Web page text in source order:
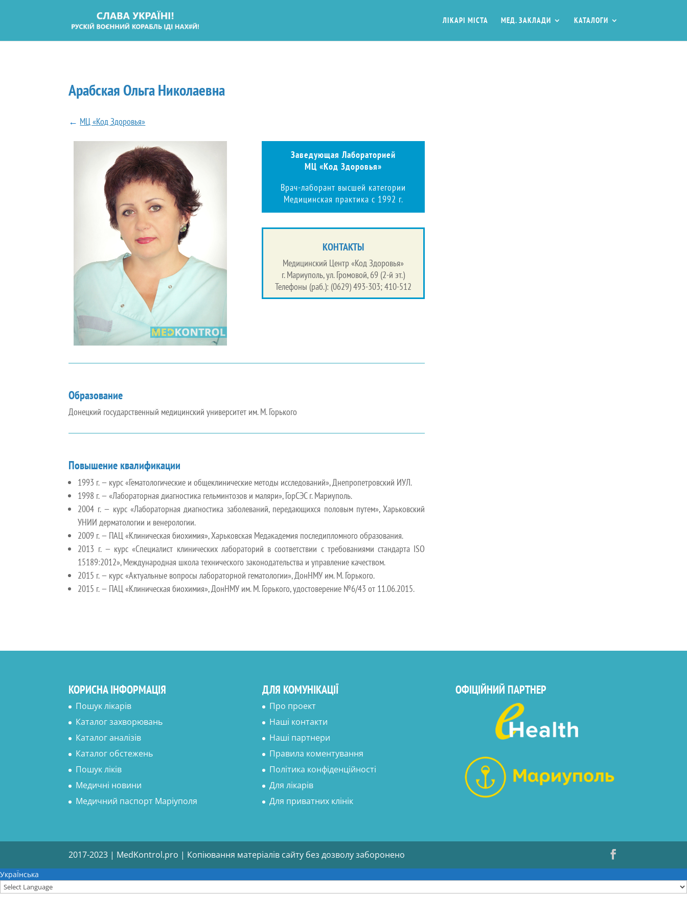
ЛІКАРІ МІСТА МЕД. ЗАКЛАДИ КАТАЛОГИ
Арабская Ольга Николаевна
← МЦ «Код Здоровья»
Заведующая Лабораторией
МЦ «Код Здоровья»
Врач-лаборант высшей категории
Медицинская практика с 1992 г.
КОНТАКТЫ
Медицинский Центр «Код Здоровья»
г. Мариуполь, ул. Громовой, 69 (2-й эт.)
Телефоны (раб.): (0629) 493-303; 410-512
Образование
Донецкий государственный медицинский университет им. М. Горького
Повышение квалификации
1993 г. — курс «Гематологические и общеклинические методы исследований», Днепропетровский ИУЛ.
1998 г. — «Лабораторная диагностика гельминтозов и маляри», ГорСЭС г. Мариуполь.
2004 г. — курс «Лабораторная диагностика заболеваний, передающихся половым путем», Харьковский
УНИИ дерматологии и венерологии.
2009 г. — ПАЦ «Клиническая биохимия»,Харьковская Медакадемия последипломного образования.
2013 г. — курс «Специалист клинических лабораторий в соответствии с требованиями стандарта ISO
15189:2012», Международная школа технического законодательства и управление качеством.
2015 г. — курс «Актуальные вопросы лабораторной гематологии», ДонНМУ им. М. Горького.
2015 г. — ПАЦ «Клиническая биохимия»,ДонНМУ им. М. Горького,удостоверение №6/43 от 11.06.2015.
КОРИСНА ІНФОРМАЦІЯ
Пошук лікарів
Каталог захворювань
Каталог аналізів
Каталог обстежень
Пошук ліків
Медичні новини
Медичний паспорт Маріуполя
ДЛЯ КОМУНІКАЦІЇ
Про проект
Наші контакти
Наші партнери
Правила коментування
Політика конфіденційності
Для лікарів
Для приватних клінік
ОФІЦІЙНИЙ ПАРТНЕР
2017-2023 | MedKontrol.pro | Копіювання матеріалів сайту без дозволу заборонено
УкраЇнська